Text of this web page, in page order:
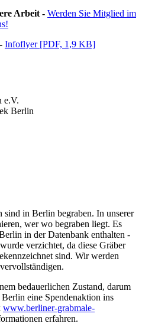
Arbeit - Werden Sie Mitglied im
Infoflyer [PDF, 1,9 KB]
e.V.
Berlin
sind in Berlin begraben. In unserer
wer wo begraben liegt. Es
in der Datenbank enthalten -
verzichtet, da diese Gräber
sind. Wir werden
bedauerlichen Zustand, darum
eine Spendenaktion ins
www.berliner-grabmale-
erfahren.